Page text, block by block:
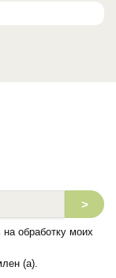
>
обработку моих
(а).